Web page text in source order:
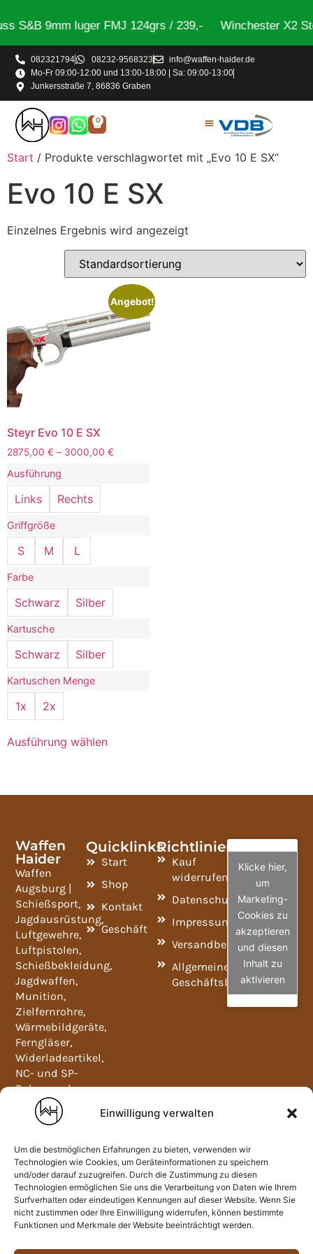
Einwilligung verwalten
Um die bestmöglichen Erfahrungen zu bieten, verwenden wir
Technologien wie Cookies, um Geräteinformationen zu speichern
und/oder darauf zuzugreifen. Durch die Zustimmung zu diesen
Technologien ermöglichen Sie uns die Verarbeitung von Daten wie Ihrem
Surfverhalten oder eindeutigen Kennungen auf dieser Website. Wenn Sie
nicht zustimmen oder Ihre Einwilligung widerrufen, können bestimmte
Funktionen und Merkmale der Website beeinträchtigt werden.
S&B 9mm luger FMJ 124grs / 239,- Winchester X2
082321794 08232-9568323
info@waffen-haider.de
Mo-Fr 09:00-12:00 und 13:00-18:00 | Sa: 09:00-13:00
Junkersstraße 7, 86836 Graben
0
Start / Produkte verschlagwortet mit „Evo 10 E SX“
Evo 10 E SX
Einzelnes Ergebnis wird angezeigt
Angebot!
Steyr Evo 10 E SX
2875,00 € – 3000,00 €
Ausführung
Links Rechts
Griffgröße
S M L
Farbe
Schwarz Silber
Kartusche
Schwarz Silber
Kartuschen Menge
1x 2x
Ausführung wählen
Waffen
Haider
Waffen
Augsburg |
Schießsport,
Jagdausrüstung,
Luftgewehre,
Luftpistolen,
Schießbekleidung,
Jagdwaffen,
Munition,
Zielfernrohre,
Wärmebildgeräte,
Ferngläser,
Widerladeartikel,
NC- und SP-
Pulver und
Waffenschränke.
Mo-Fr
12:00
und
13:00-
18:00
Sa:
13:00
Quicklinks
Start
Shop
Kontakt
Geschäft
Richtlinien
Kauf
widerrufen
Datenschutzrichtlinie
Impressum
Versandbedingungen
Allgemeine
Geschäftsbedingungen
Klicke hier,
um
Marketing-
Cookies zu
akzeptieren
und diesen
Inhalt zu
aktivieren